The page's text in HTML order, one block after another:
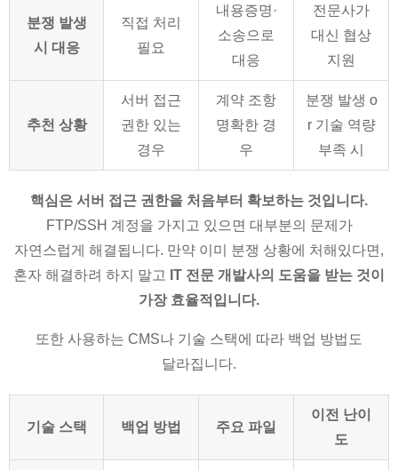
분쟁 발생
시 대응
직접 처리
필요
내용증명·
소송으로
대응
전문사가
대신 협상
지원
추천 상황
서버 접근
권한 있는
경우
계약 조항
명확한 경
우
분쟁 발생 o
r 기술 역량
부족 시
핵심은 서버 접근 권한을 처음부터 확보하는 것입니다.
FTP/SSH 계정을 가지고 있으면 대부분의 문제가
자연스럽게 해결됩니다. 만약 이미 분쟁 상황에 처해있다면,
혼자 해결하려 하지 말고 IT 전문 개발사의 도움을 받는 것이
가장 효율적입니다.
또한 사용하는 CMS나 기술 스택에 따라 백업 방법도
달라집니다.
기술 스택 백업 방법 주요 파일
이전 난이
도